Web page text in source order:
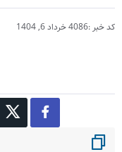
کد خبر :4086 خرداد 6, 1404